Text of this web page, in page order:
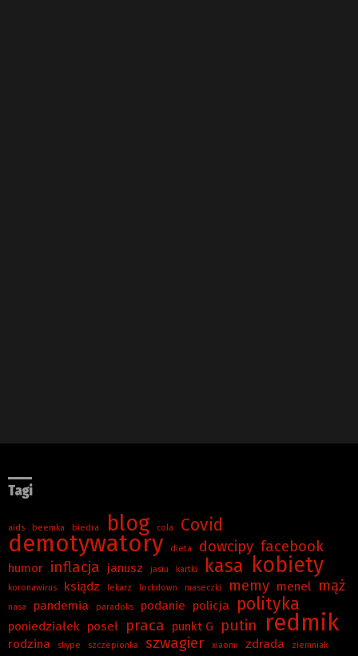
Tagi
aids beemka biedra blog cola Covid
demotywatory dieta dowcipy facebook
humor inflacja janusz jasiu kartki kasa kobiety
koronawirus ksiądz lekarz lockdown maseczki memy menel mąż
nasa pandemia paradoks podanie policja polityka
poniedziałek poseł praca punkt G putin redmik
rodzina skype szczepionka szwagier xiaomi zdrada ziemniak